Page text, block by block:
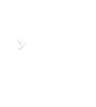
Next